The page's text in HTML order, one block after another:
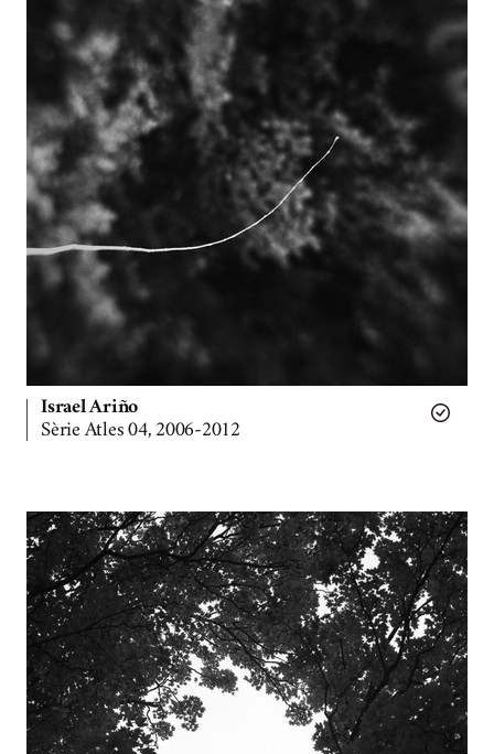
Israel Ariño
Sèrie Atles 04, 2006-2012